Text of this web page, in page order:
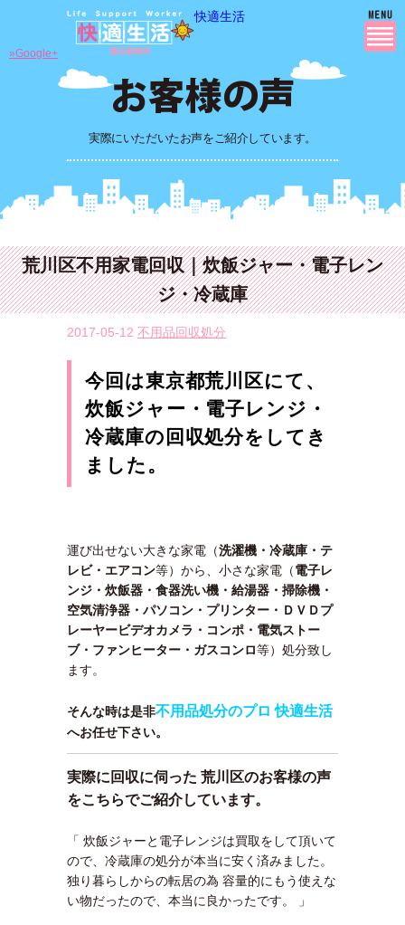
快適生活
実際にいただいたお声をご紹介しています。
»Google+
荒川区不用家電回収｜炊飯ジャー・電子レン
ジ・冷蔵庫
2017-05-12 不用品回収処分
今回は東京都荒川区にて、
炊飯ジャー・電子レンジ・
冷蔵庫の回収処分をしてき
ました。
運び出せない大きな家電（洗濯機・冷蔵庫・テ
レビ・エアコン等）から、小さな家電（電子レ
ンジ・炊飯器・食器洗い機・給湯器・掃除機・
空気清浄器・パソコン・プリンター・ＤＶＤプ
レーヤービデオカメラ・コンポ・電気ストー
ブ・ファンヒーター・ガスコンロ等）処分致し
ます。
そんな時は是非不用品処分のプロ 快適生活
へお任せ下さい。
実際に回収に伺った 荒川区のお客様の声
をこちらでご紹介しています。
「 炊飯ジャーと電子レンジは買取をして頂いて
ので、冷蔵庫の処分が本当に安く済みました。
独り暮らしからの転居の為 容量的にもう使えな
い物だったので、本当に良かったです。 」